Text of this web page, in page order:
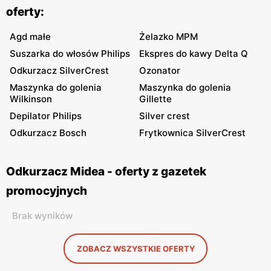
oferty:
Agd małe
Żelazko MPM
Suszarka do włosów Philips
Ekspres do kawy Delta Q
Odkurzacz SilverCrest
Ozonator
Maszynka do golenia
Wilkinson
Maszynka do golenia
Gillette
Depilator Philips
Silver crest
Odkurzacz Bosch
Frytkownica SilverCrest
Odkurzacz Midea - oferty z gazetek
promocyjnych
Brak wyników
ZOBACZ WSZYSTKIE OFERTY